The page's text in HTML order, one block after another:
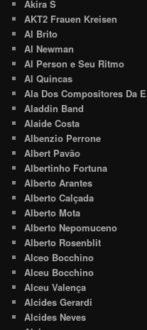
Akira S
AKT2 Frauen Kreisen
Al Brito
Al Newman
Al Person e Seu Ritmo
Al Quincas
Ala Dos Compositores Da
Aladdin Band
Alaide Costa
Albenzio Perrone
Albert Pavão
Albertinho Fortuna
Alberto Arantes
Alberto Calçada
Alberto Mota
Alberto Nepomuceno
Alberto Rosenblit
Alceo Bocchino
Alceu Bocchino
Alceu Valença
Alcides Gerardi
Alcides Neves